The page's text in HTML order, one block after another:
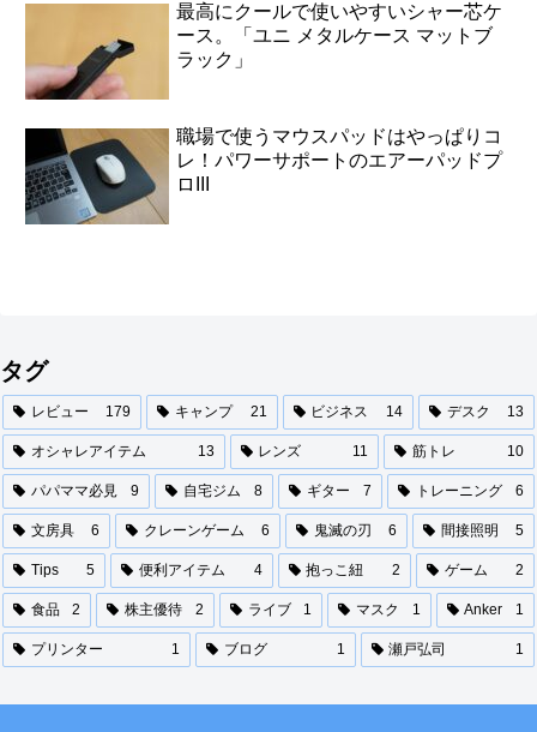
最高にクールで使いやすいシャー芯ケ
ース。「ユニ メタルケース マットブ
ラック」
職場で使うマウスパッドはやっぱりコ
レ！パワーサポートのエアーパッドプ
ロIII
タグ
レビュー 179 キャンプ 21 ビジネス 14 デスク 13
オシャレアイテム 13 レンズ 11 筋トレ 10
パパママ必見 9 自宅ジム 8 ギター 7 トレーニング 6
文房具 6 クレーンゲーム 6 鬼滅の刃 6 間接照明 5
Tips 5 便利アイテム 4 抱っこ紐 2 ゲーム 2
食品 2 株主優待 2 ライブ 1 マスク 1 Anker 1
プリンター 1 ブログ 1 瀬戸弘司 1